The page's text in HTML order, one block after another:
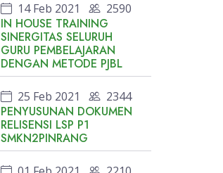
14 Feb 2021 2590
IN HOUSE TRAINING
SINERGITAS SELURUH
GURU PEMBELAJARAN
DENGAN METODE PJBL
25 Feb 2021 2344
PENYUSUNAN DOKUMEN
RELISENSI LSP P1
SMKN2PINRANG